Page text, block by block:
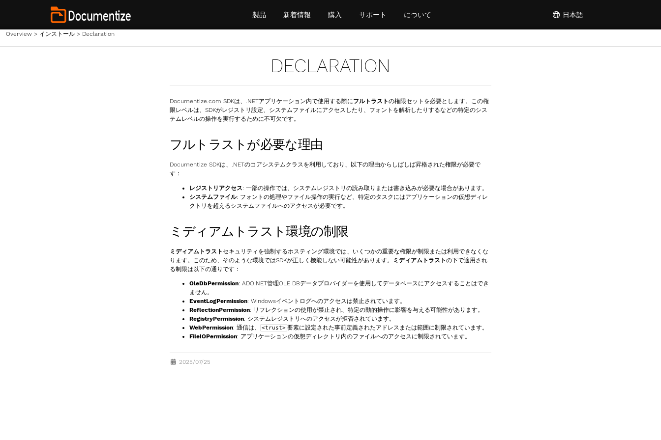
日本語
製品 新着情報 購入 サポート について
Overview> インストール> Declaration
DECLARATION
Documentize.com SDKは、.NETアプリケーション内で使用する際にフルトラストの権限セットを必要とします。この権
限レベルは、SDKがレジストリ設定、システムファイルにアクセスしたり、フォントを解析したりするなどの特定のシス
テムレベルの操作を実行するために不可欠です。
フルトラストが必要な理由
Documentize SDKは、.NETのコアシステムクラスを利用しており、以下の理由からしばしば昇格された権限が必要で
す：
レジストリアクセス: 一部の操作では、システムレジストリの読み取りまたは書き込みが必要な場合があります。
システムファイル: フォントの処理やファイル操作の実行など、特定のタスクにはアプリケーションの仮想ディレ
クトリを超えるシステムファイルへのアクセスが必要です。
ミディアムトラスト環境の制限
ミディアムトラストセキュリティを強制するホスティング環境では、いくつかの重要な権限が制限または利用できなくな
ります。このため、そのような環境ではSDKが正しく機能しない可能性があります。
ミディアムトラストの下で適用され
る制限は以下の通りです：
OleDbPermission: ADO.NET管理OLE DBデータプロバイダーを使用してデータベースにアクセスすることはでき
ません。
EventLogPermission: Windowsイベントログへのアクセスは禁止されています。
ReflectionPermission: リフレクションの使用が禁止され、特定の動的操作に影響を与える可能性があります。
RegistryPermission: システムレジストリへのアクセスが拒否されています。
WebPermission: 通信は、 <trust> 要素に設定された事前定義されたアドレスまたは範囲に制限されています。
FileIOPermission: アプリケーションの仮想ディレクトリ内のファイルへのアクセスに制限されています。
2025/07/25